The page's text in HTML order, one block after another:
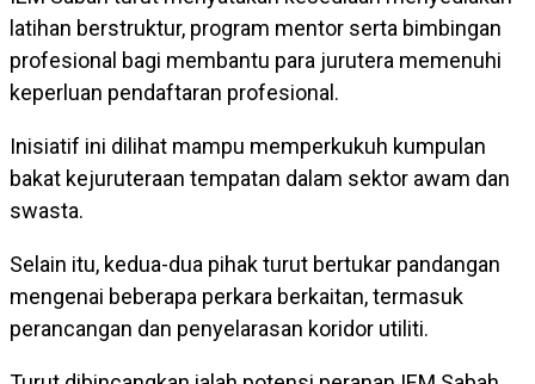
latihan berstruktur, program mentor serta bimbingan
profesional bagi membantu para jurutera memenuhi
keperluan pendaftaran profesional.
Inisiatif ini dilihat mampu memperkukuh kumpulan
bakat kejuruteraan tempatan dalam sektor awam dan
swasta.
Selain itu, kedua-dua pihak turut bertukar pandangan
mengenai beberapa perkara berkaitan, termasuk
perancangan dan penyelarasan koridor utiliti.